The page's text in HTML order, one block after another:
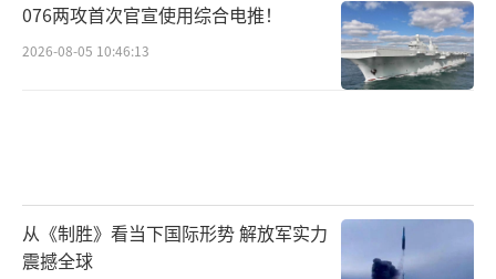
076两攻首次官宣使用综合电推！
2026-08-05 10:46:13
从《制胜》看当下国际形势 解放军实力
震撼全球